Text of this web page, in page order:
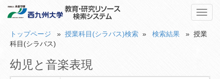
トップページ » 授業科目(シラバス)検索 » 検索結果 » 授業
科目(シラバス)
幼児と音楽表現